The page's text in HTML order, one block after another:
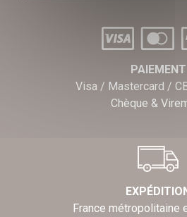
PAIEMENT
Visa / Mastercard /
Chèque &
France métropolitaine